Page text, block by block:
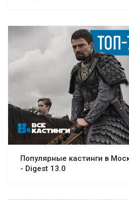
Популярные кастинги в
- Digest 13.0